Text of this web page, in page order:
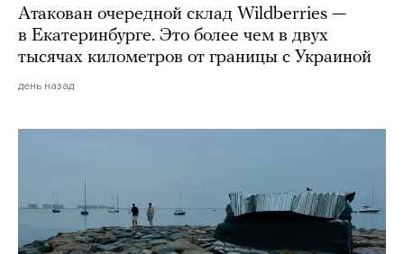
Атакован очередной склад Wildberries —
в Екатеринбурге. Это более чем в двух
тысячах километров от границы с Украиной
день назад